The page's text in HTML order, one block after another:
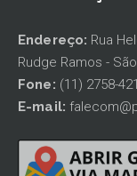
Endereço: Rua
Rudge Ramos -
Fone: (11) 2758-
E-mail: